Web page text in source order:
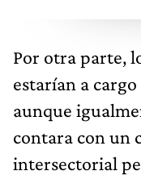
Por otra parte,
estarían a
aunque
contara con un
intersectorial